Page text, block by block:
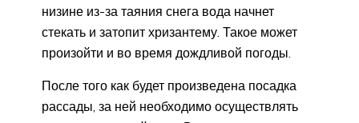
низине из-за таяния снега вода начнет
стекать и затопит хризантему. Такое может
произойти и во время дождливой погоды.
После того как будет произведена посадка
рассады, за ней необходимо осуществлять